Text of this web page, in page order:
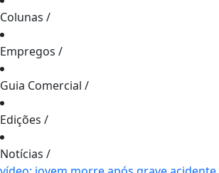
Colunas /
Empregos /
Guia Comercial /
Edições /
Notícias /